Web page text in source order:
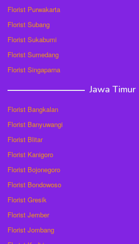
Florist Purwakarta
Florist Subang
Florist Sukabumi
Florist Sumedang
Florist Singaparna
Jawa Timur
Florist Bangkalan
Florist Banyuwangi
Florist Blitar
Florist Kanigoro
Florist Bojonegoro
Florist Bondowoso
Florist Gresik
Florist Jember
Florist Jombang